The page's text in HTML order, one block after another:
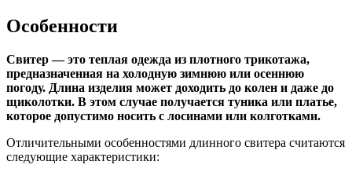
Особенности
Свитер — это теплая одежда из плотного трикотажа,
предназначенная на холодную зимнюю или осеннюю
погоду. Длина изделия может доходить до колен и даже до
щиколотки. В этом случае получается туника или платье,
которое допустимо носить с лосинами или колготками.
Отличительными особенностями длинного свитера считаются
следующие характеристики: